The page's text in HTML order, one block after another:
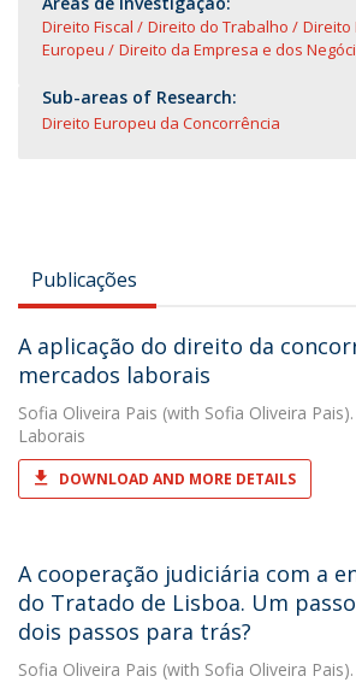
Direito Fiscal Direito do Trabalho
Direito
Europeu
Direito da Empresa e dos
Sub-areas of Research:
Direito Europeu da Concorrência
Publicações
A aplicação do direito da
mercados laborais
Sofia Oliveira Pais (with Sofia Oliveira
Laborais
DOWNLOAD AND MORE DETAILS
A cooperação judiciária com a
do Tratado de Lisboa. Um
dois passos para trás?
Sofia Oliveira Pais (with Sofia Oliveira